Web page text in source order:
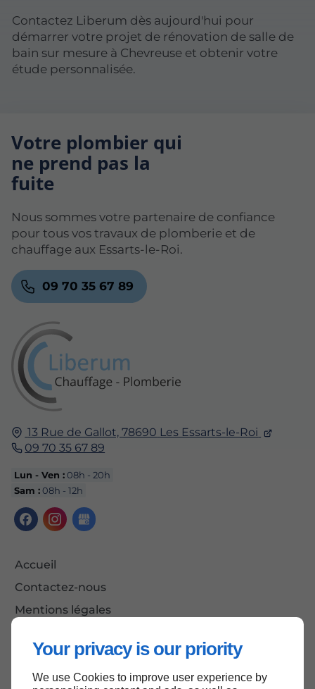
Your privacy is our priority
We use Cookies to improve user experience by
Contactez Liberum dès aujourd'hui pour
démarrer votre projet de rénovation de salle de
bain sur mesure à Chevreuse et obtenir votre
étude personnalisée.
13 Rue de Gallot,78690 Les Essarts-le-Roi
09 70 35 67 89
Lun - Ven :08h - 20h
Sam :08h - 12h
Accueil
Contactez-nous
Mentions légales
Votre plombier qui
ne prend pas la
fuite
Nous sommes votre partenaire de confiance
pour tous vos travaux de plomberie et de
chauffage aux Essarts-le-Roi.
09 70 35 67 89